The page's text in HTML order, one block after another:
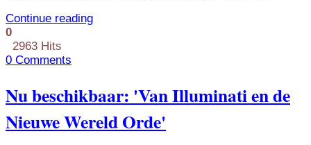
Continue reading
0
2963 Hits
0 Comments
Nu beschikbaar: 'Van Illuminati en de
Nieuwe Wereld Orde'